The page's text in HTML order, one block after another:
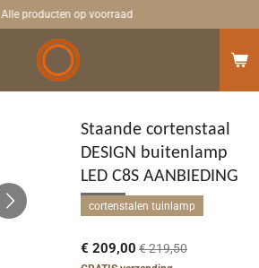
Alle producten op voorraad
Staande cortenstaal
DESIGN buitenlamp
LED C8S AANBIEDING
cortenstalen tuinlamp
€ 209,00 € 219,50